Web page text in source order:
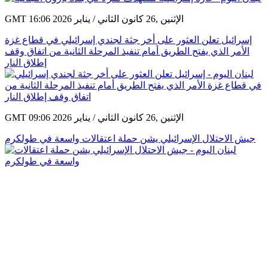
GMT 16:06 2026 الإثنين ,26 كانون الثاني / يناير
إسرائيل تعلن العثور على أخر جثة لجندي إسرائيلي في قطاع غزة
الأمر الذي يفتح الطريق أمام تنفيذ المرحلة الثانية من اتفاق وقف
إطلاق النار
GMT 09:06 2026 الإثنين ,26 كانون الثاني / يناير
جيش الاحتلال الإسرائيلي يشن حملة اعتقالات واسعة في طولكرم